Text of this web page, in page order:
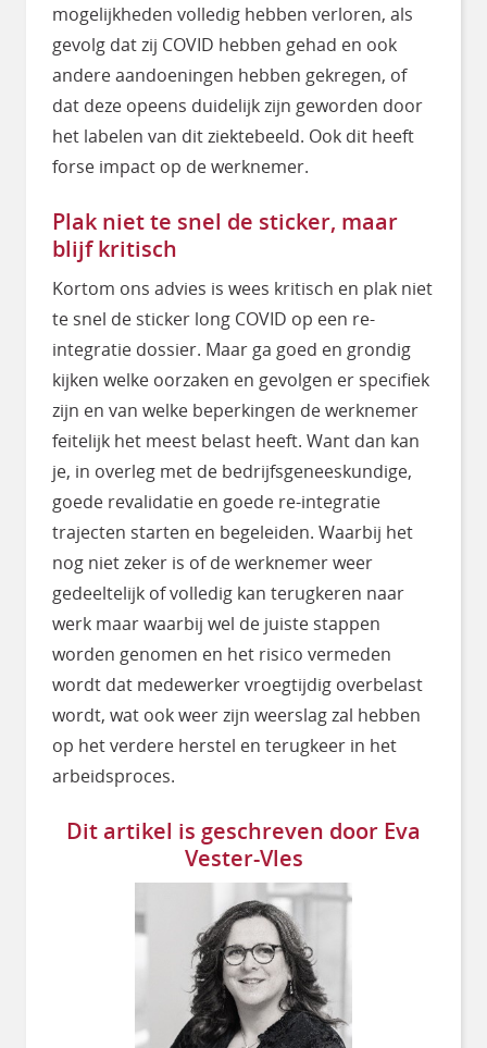
mogelijkheden volledig hebben verloren, als
gevolg dat zij COVID hebben gehad en ook
andere aandoeningen hebben gekregen, of
dat deze opeens duidelijk zijn geworden door
het labelen van dit ziektebeeld. Ook dit heeft
forse impact op de werknemer.
Plak niet te snel de sticker, maar
blijf kritisch
Kortom ons advies is wees kritisch en plak niet
te snel de sticker long COVID op een re-
integratie dossier. Maar ga goed en grondig
kijken welke oorzaken en gevolgen er specifiek
zijn en van welke beperkingen de werknemer
feitelijk het meest belast heeft. Want dan kan
je, in overleg met de bedrijfsgeneeskundige,
goede revalidatie en goede re-integratie
trajecten starten en begeleiden. Waarbij het
nog niet zeker is of de werknemer weer
gedeeltelijk of volledig kan terugkeren naar
werk maar waarbij wel de juiste stappen
worden genomen en het risico vermeden
wordt dat medewerker vroegtijdig overbelast
wordt, wat ook weer zijn weerslag zal hebben
op het verdere herstel en terugkeer in het
arbeidsproces.
Dit artikel is geschreven door Eva
Vester-Vles